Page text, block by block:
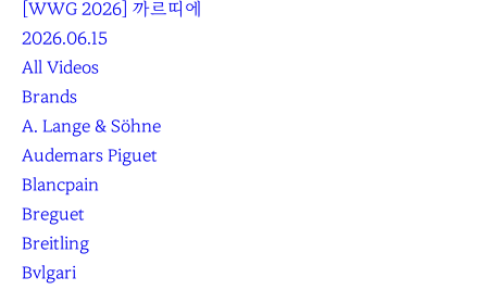
[WWG 2026] 까르띠에
2026.06.15
All Videos
Brands
A. Lange & Söhne
Audemars Piguet
Blancpain
Breguet
Breitling
Bvlgari